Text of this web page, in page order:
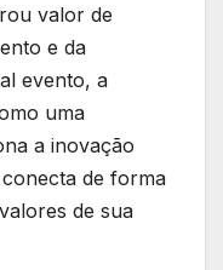
valor de
e da
evento, a
uma
a inovação
de forma
de sua